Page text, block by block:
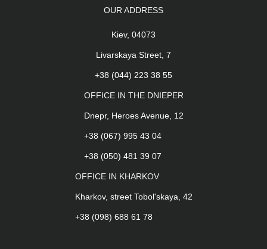
OUR ADDRESS
Kiev, 04073
Livarskaya Street, 7
+38 (044) 223 38 55
OFFICE IN THE DNIEPER
Dnepr, Heroes Avenue, 12
+38 (067) 995 43 04
+38 (050) 481 39 07
OFFICE IN KHARKOV
Kharkov, street Tobol'skaya, 42
+38 (098) 688 61 78